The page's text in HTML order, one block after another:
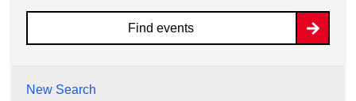
Find events
New Search